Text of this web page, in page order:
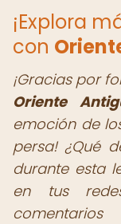
¡Explora
con
¡Gracias por
Oriente
emoción de
persa! ¿Qué
durante esta
en tus